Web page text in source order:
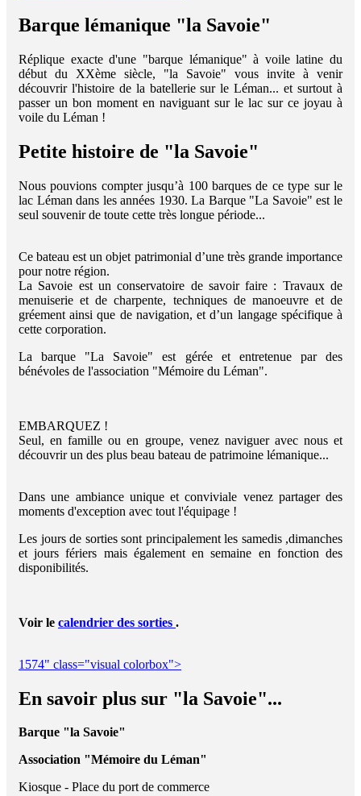
Barque lémanique "la Savoie"
Réplique exacte d'une "barque lémanique" à voile latine du
début du XXème siècle, "la Savoie" vous invite à venir
découvrir l'histoire de la batellerie sur le Léman... et surtout à
passer un bon moment en naviguant sur le lac sur ce joyau à
voile du Léman !
Petite histoire de "la Savoie"
Nous pouvions compter jusqu’à 100 barques de ce type sur le
lac Léman dans les années 1930. La Barque "La Savoie" est le
seul souvenir de toute cette très longue période...
Ce bateau est un objet patrimonial d’une très grande importance
pour notre région.
La Savoie est un conservatoire de savoir faire : Travaux de
menuiserie et de charpente, techniques de manoeuvre et de
gréement ainsi que de navigation, et d’un langage spécifique à
cette corporation.
La barque "La Savoie" est gérée et entretenue par des
bénévoles de l'association "Mémoire du Léman".
EMBARQUEZ !
Seul, en famille ou en groupe, venez naviguer avec nous et
découvrir un des plus beau bateau de patrimoine lémanique...
Dans une ambiance unique et conviviale venez partager des
moments d'exception avec tout l'équipage !
Les jours de sorties sont principalement les samedis ,dimanches
et jours fériers mais également en semaine en fonction des
disponibilités.
Voir le calendrier des sorties .
1574" class="visual colorbox">
En savoir plus sur "la Savoie"...
Barque "la Savoie"
Association "Mémoire du Léman"
Kiosque - Place du port de commerce